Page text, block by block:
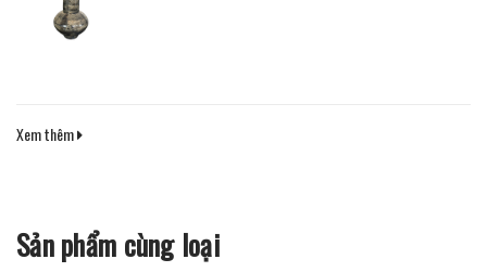
Xem thêm
Sản phẩm cùng loại